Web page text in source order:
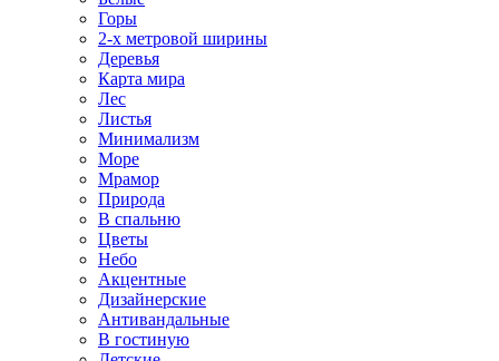
Горы
2-х метровой ширины
Деревья
Карта мира
Лес
Листья
Минимализм
Море
Мрамор
Природа
В спальню
Цветы
Небо
Акцентные
Дизайнерские
Антивандальные
В гостиную